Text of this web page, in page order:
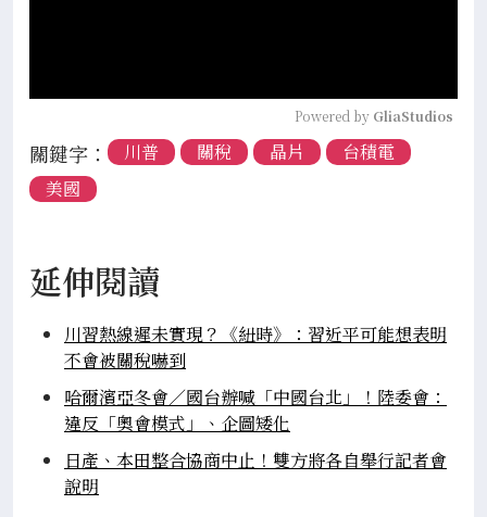
Powered by GliaStudios
關鍵字： 川普 關稅 晶片
台積電
美國
延伸閱讀
川習熱線遲未實現？《紐時》：習近平可能想表明
不會被關稅嚇到
哈爾濱亞冬會／國台辦喊「中國台北」！陸委會：
違反「奧會模式」、企圖矮化
日產、本田整合協商中止！雙方將各自舉行記者會
說明